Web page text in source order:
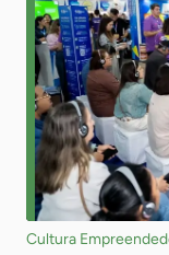
Cultura